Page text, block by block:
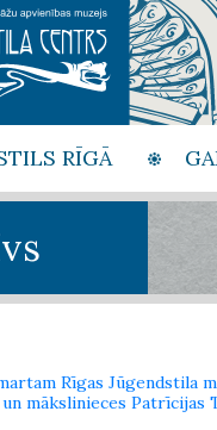
RĪGĀ
Rīgas Jūgendstila
mākslinieces Patrīcijas